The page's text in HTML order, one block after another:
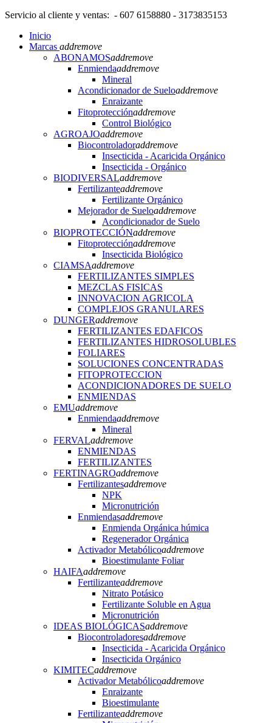
Servicio al cliente y ventas: - 607 6158880 - 3173835153
Inicio
Marcas addremove
ABONAMOSaddremove
Enmiendaaddremove
Mineral
Acondicionador de Sueloaddremove
Enraizante
Fitoprotecciónaddremove
Control Biológico
AGROAJOaddremove
Biocontroladoraddremove
Insecticida - Acaricida Orgánico
Insecticida - Orgánico
BIODIVERSALaddremove
Fertilizanteaddremove
Fertilizante Orgánico
Mejorador de Sueloaddremove
Acondicionador de Suelo
BIOPROTECCIÓNaddremove
Fitoprotecciónaddremove
Insecticida Biológico
CIAMSAaddremove
FERTILIZANTES SIMPLES
MEZCLAS FISICAS
INNOVACION AGRICOLA
COMPLEJOS GRANULARES
DUNGERaddremove
FERTILIZANTES EDAFICOS
FERTILIZANTES HIDROSOLUBLES
FOLIARES
SOLUCIONES CONCENTRADAS
FITOPROTECCION
ACONDICIONADORES DE SUELO
ENMIENDAS
EMUaddremove
Enmiendaaddremove
Mineral
FERVALaddremove
ENMIENDAS
FERTILIZANTES
FERTINAGROaddremove
Fertilizantesaddremove
NPK
Micronutrición
Enmiendasaddremove
Enmienda Orgánica húmica
Regenerador Orgánica
Activador Metabólicoaddremove
Bioestimulante Foliar
HAIFAaddremove
Fertilizanteaddremove
Nitrato Potásico
Fertilizante Soluble en Agua
Micronutrición
IDEAS BIOLÓGICASaddremove
Biocontroladoresaddremove
Insecticida - Acaricida Orgánico
Insecticida Orgánico
KIMITECaddremove
Activador Metabólicoaddremove
Enraizante
Bioestimulante
Fertilizanteaddremove